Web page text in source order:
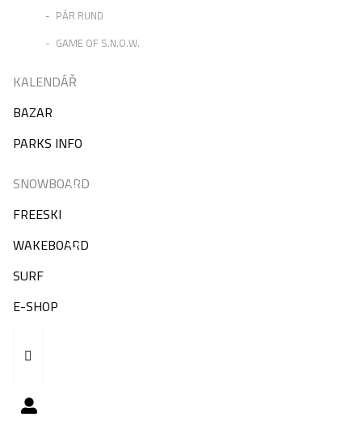
PÁR RUND
GAME OF S.N.O.W.
KALENDÁŘ
BAZAR
PARKS INFO
SNOWBOARD
FREESKI
WAKEBOARD
SURF
E-SHOP